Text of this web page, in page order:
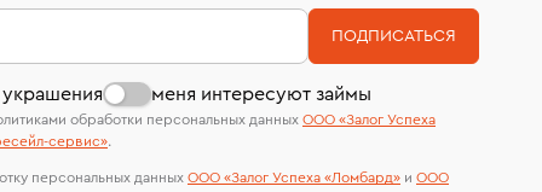
В кредит от Т-Банка (до 50 000 руб., на 3–6
мес.)
На особо ценные изделия получены
сертификаты МГУ и других геммологических
лабораторий
меня интересуют займы
ПОДПИСАТЬСЯ
обработки персональных данных ООО «Залог Успеха
сервиc».
персональных данных ООО «Залог Успеха «Ломбард» и ООО